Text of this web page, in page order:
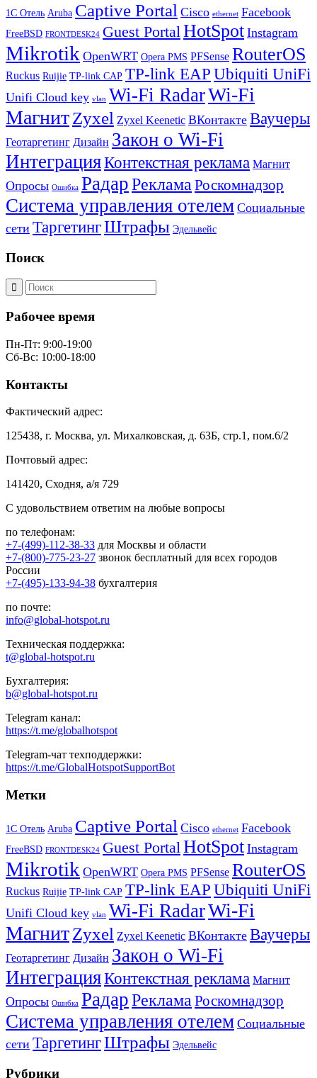
1С Отель Aruba Captive Portal Cisco ethernet Facebook
FreeBSD FRONTDESK24 Guest PortalHotSpot Instagram
Mikrotik OpenWRT Opera PMS PFSense RouterOS
Ruckus Ruijie TP-link CAP TP-link EAP Ubiquiti UniFi
Unifi Cloud key vlan Wi-Fi RadarWi-Fi
МагнитZyxel Zyxel Keenetic ВКонтакте Ваучеры
Геотаргетинг Дизайн Закон о Wi-Fi
ИнтеграцияКонтекстная реклама Магнит
Опросы Ошибка РадарРеклама Роскомнадзор
Система управления отелем Социальные
сети ТаргетингШтрафы Эдельвейс
Поиск
Рабочее время
Пн-Пт: 9:00-19:00
Сб-Вс: 10:00-18:00
Контакты
Фактический адрес:
125438, г. Москва, ул. Михалковская, д. 63Б, стр.1, пом.6/2
Почтовый адрес:
141420, Сходня, а/я 729
С удовольствием ответим на любые вопросы
по телефонам:
+7-(499)-112-38-33 для Москвы и области
+7-(800)-775-23-27 звонок бесплатный для всех городов
России
+7-(495)-133-94-38 бухгалтерия
по почте:
info@global-hotspot.ru
Техническая поддержка:
t@global-hotspot.ru
Бухгалтерия:
b@global-hotspot.ru
Telegram канал:
https://t.me/globalhotspot
Telegram-чат техподдержки:
https://t.me/GlobalHotspotSupportBot
Метки
1С Отель Aruba Captive Portal Cisco ethernet Facebook
FreeBSD FRONTDESK24 Guest Portal HotSpot Instagram
Mikrotik OpenWRT Opera PMS PFSense RouterOS
Ruckus Ruijie TP-link CAP TP-link EAP Ubiquiti UniFi
Unifi Cloud key vlan Wi-Fi RadarWi-Fi
МагнитZyxel Zyxel Keenetic ВКонтакте Ваучеры
Геотаргетинг Дизайн Закон о Wi-Fi
ИнтеграцияКонтекстная реклама Магнит
Опросы Ошибка РадарРеклама Роскомнадзор
Система управления отелем Социальные
сети ТаргетингШтрафы Эдельвейс
Рубрики